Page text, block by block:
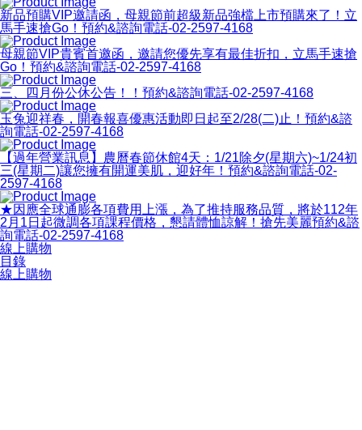
新品預購VIP邀請函，母親節前超級新品強檔上市預購來了！立
馬手速搶Go！預約&諮詢電話-02-2597-4168
母親節VIP貴賓首邀函，邀請您優先享有最佳折扣，立馬手速搶
Go！預約&諮詢電話-02-2597-4168
三、四月份公休公告！！預約&諮詢電話-02-2597-4168
玉兔迎祥春，開春報喜優惠活動即日起至2/28(二)止！預約&諮
詢電話-02-2597-4168
【過年營業訊息】農曆春節休館4天：1/21除夕(星期六)~1/24初
三(星期二)讓您擁有開運美肌，迎好年！預約&諮詢電話-02-
2597-4168
★因應全球通膨各項費用上漲，為了推持服務品質，將於112年
2月1日起微調各項課程價格，懇請體恤諒解！搶先美麗預約&諮
詢電話-02-2597-4168
線上購物
目錄
線上購物